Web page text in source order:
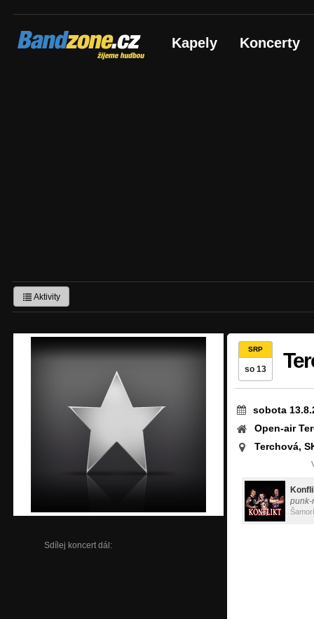
Bandzone.cz
žijeme hudbou Kapely Koncerty
Aktivity
Sdílej koncert dál:
SRP
so 13
sobota
Open-air
Terchová,
punk-